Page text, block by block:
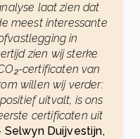
laat zien dat
meest interessante
in
zien wij sterke
certificaten van
willen wij verder:
uitvalt, is ons
certificaten uit
Duijvestijn,